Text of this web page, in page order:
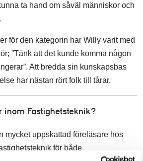
ta hand om såväl människor och
för den kategorin har Willy varit med
”Tänk att det kunde komma någon
Att bredda sin kunskapsbas
har nästan rört folk till tårar.
inom Fastighetsteknik?
mycket uppskattad föreläsare hos
för både